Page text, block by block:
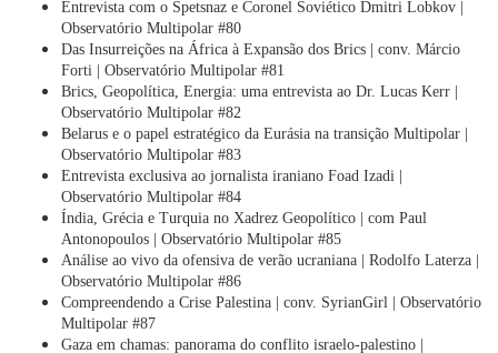
Entrevista com o Spetsnaz e Coronel Soviético Dmitri Lobkov |
Observatório Multipolar #80
Das Insurreições na África à Expansão dos Brics | conv. Márcio
Forti | Observatório Multipolar #81
Brics, Geopolítica, Energia: uma entrevista ao Dr. Lucas Kerr |
Observatório Multipolar #82
Belarus e o papel estratégico da Eurásia na transição Multipolar |
Observatório Multipolar #83
Entrevista exclusiva ao jornalista iraniano Foad Izadi |
Observatório Multipolar #84
Índia, Grécia e Turquia no Xadrez Geopolítico | com Paul
Antonopoulos | Observatório Multipolar #85
Análise ao vivo da ofensiva de verão ucraniana | Rodolfo Laterza |
Observatório Multipolar #86
Compreendendo a Crise Palestina | conv. SyrianGirl | Observatório
Multipolar #87
Gaza em chamas: panorama do conflito israelo-palestino |